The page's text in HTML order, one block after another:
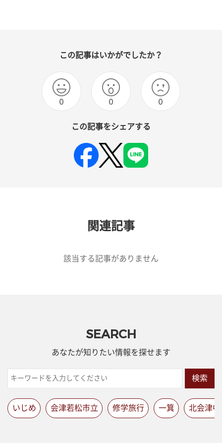
この記事はいかがでしたか？
0 0 0
この記事をシェアする
関連記事
該当する記事がありません
SEARCH
あなたが知りたい情報を探せます
検索
いじめ 会津若松市立 修学旅行 一箕 北会津中